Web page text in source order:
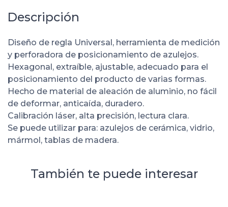
Descripción
Diseño de regla Universal, herramienta de medición
y perforadora de posicionamiento de azulejos.
Hexagonal, extraíble, ajustable, adecuado para el
posicionamiento del producto de varias formas.
Hecho de material de aleación de aluminio, no fácil
de deformar, anticaída, duradero.
Calibración láser, alta precisión, lectura clara.
Se puede utilizar para: azulejos de cerámica, vidrio,
mármol, tablas de madera.
También te puede interesar